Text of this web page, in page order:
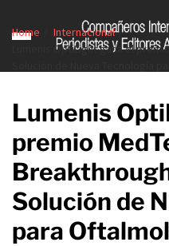
Home
Internacional
Lumenis OptiLight gana el
Lumenis
premio
Solución de
para